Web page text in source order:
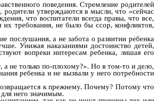
поведения. Стремление родителей
родители утверждаются в мысли, что «сейчас
что воспитатели всегда правы, что все,
их требования, не было бы ссор, конфликтов,
послушания, а не забота о развитии ребенка
Унижая наказаниями достоинство детей,
вопреки интересам ребенка, лишая его
не только по-плохому?». Но в том-то и дело,
ребенка и не вызвали у него потребности
к прежнему. Почему? Потому что
него значимым.